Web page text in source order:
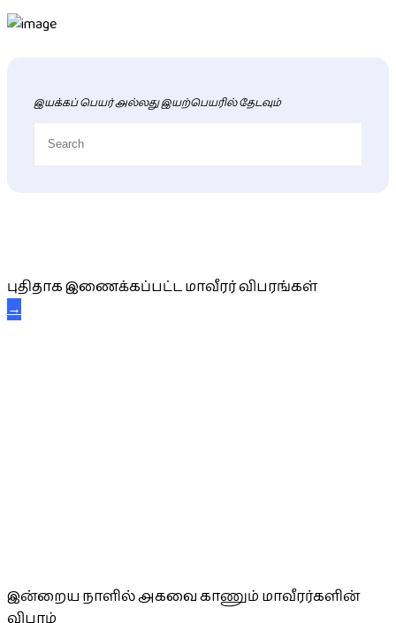
இயக்கப் பெயர் அல்லது இயற்பெயரில் தேடவும்
புதிதாக இணைக்கப்பட்ட மாவீரர் விபரங்கள்
→
இன்றைய நாளில் அகவை காணும் மாவீரர்களின்